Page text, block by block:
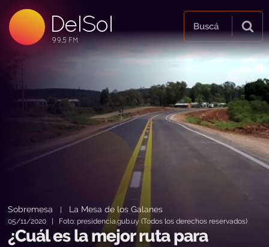
DelSol
99.5 FM
99.5 FM
99.5 FM
Buscá
Sobremesa La Mesa de los Galanes
05/11/2020 | Foto: presidencia.gub.uy (Todos los derechos reservados)
¿Cuál es la mejor ruta para